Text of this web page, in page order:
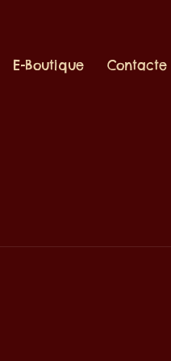
E-Boutique Contacte